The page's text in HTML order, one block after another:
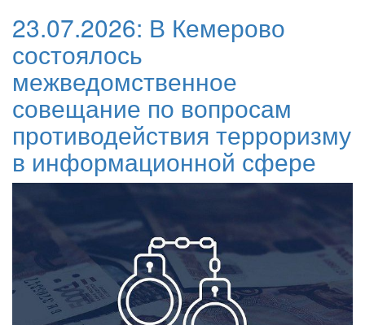
23.07.2026: В Кемерово
состоялось
межведомственное
совещание по вопросам
противодействия терроризму
в информационной сфере